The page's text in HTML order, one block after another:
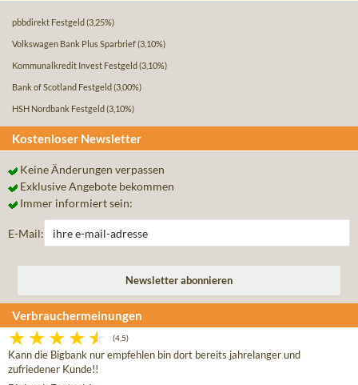
pbbdirekt Festgeld (3,25%)
Volkswagen Bank Plus Sparbrief(3,10%)
Kommunalkredit Invest Festgeld (3,10%)
Bank of Scotland Festgeld (3,00%)
HSH Nordbank Festgeld (3,10%)
Kostenloser Newsletter
Keine Änderungen verpassen
Exklusive Angebote bekommen
Immer informiert sein:
E-Mail:
Verbrauchermeinungen
(4,5)
Kann die Bigbank nur empfehlen bin dort bereits jahrelanger und
zufriedener Kunde!!